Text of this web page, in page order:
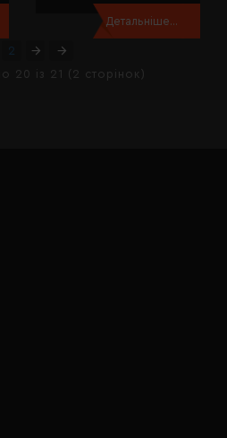
Детальніше...
2
20 із 21 (2 сторінок)